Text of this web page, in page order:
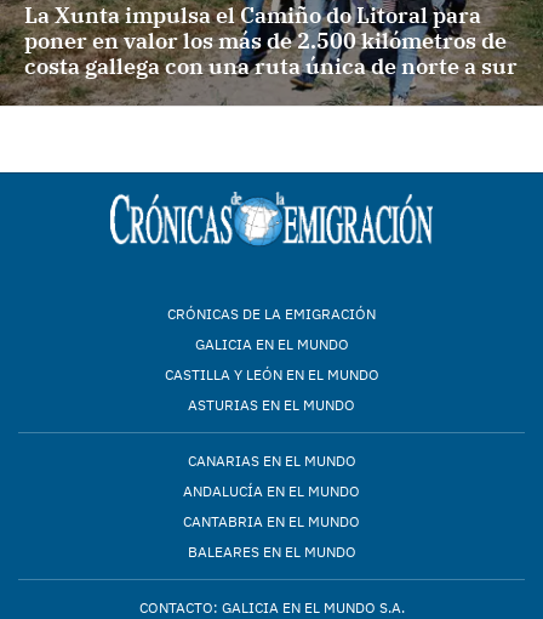
La Xunta impulsa el Camiño do Litoral para
poner en valor los más de 2.500 kilómetros de
costa gallega con una ruta única de norte a sur
CRÓNICAS DE LA EMIGRACIÓN
GALICIA EN EL MUNDO
CASTILLA Y LEÓN EN EL MUNDO
ASTURIAS EN EL MUNDO
CANARIAS EN EL MUNDO
ANDALUCÍA EN EL MUNDO
CANTABRIA EN EL MUNDO
BALEARES EN EL MUNDO
CONTACTO: GALICIA EN EL MUNDO S.A.